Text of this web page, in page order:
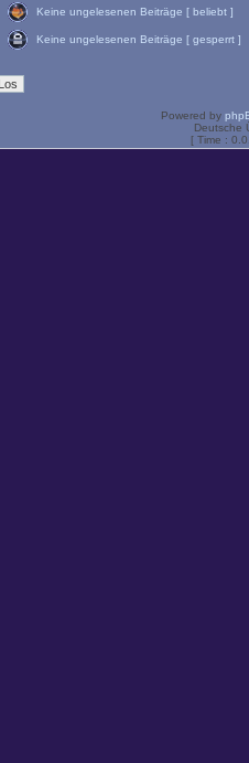
Keine ungelesenen Beiträge [ beliebt ]
Keine ungelesenen Beiträge [ gesperrt ]
Powered by
Deutsche
[ Time :